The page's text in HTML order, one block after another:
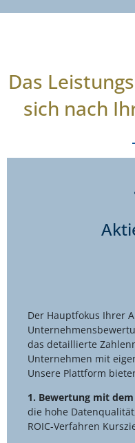
Das
sich nach
Der Hauptfokus Ihrer
das detaillierte
Unternehmen mit
Unsere Plattform
1. Bewertung mit dem
die hohe
ROIC-Verfahren